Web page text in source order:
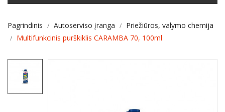
Pagrindinis Autoserviso įranga
Priežiūros, valymo chemija
Multifunkcinis purškiklis CARAMBA 70, 100ml